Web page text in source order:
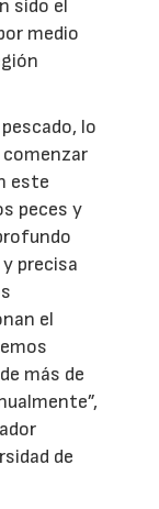
sido el
medio
lo
comenzar
este
peces y
precisa
el
más de
de